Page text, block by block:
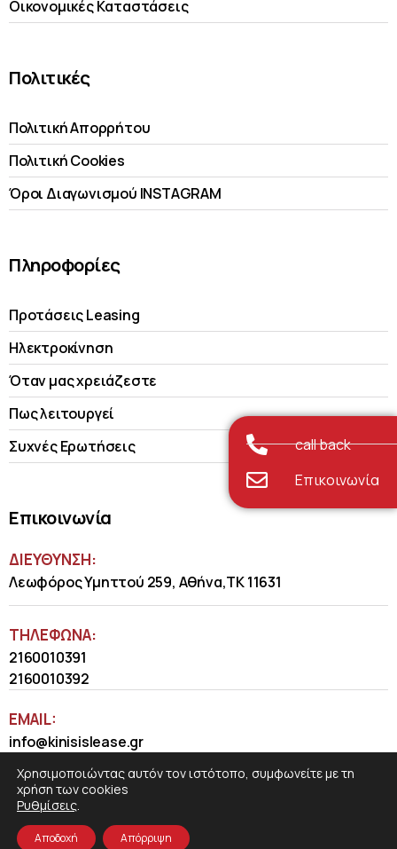
Οικονομικές Kαταστάσεις
Πολιτικές
Πολιτική Απορρήτου
Πολιτική Cookies
Όροι Διαγωνισμού INSTAGRAM
Πληροφορίες
Προτάσεις Leasing
Ηλεκτροκίνηση
Όταν μας χρειάζεστε
Πως λειτουργεί
Συχνές Ερωτήσεις
Επικοινωνία
ΔΙΕΥΘΥΝΣΗ:
Λεωφόρος Υμηττού 259, Αθήνα,ΤΚ 11631
ΤΗΛΈΦΩΝΑ:
2160010391
2160010392
EMAIL:
info@kinisislease.gr
call back
Επικοινωνία
Χρησιμοποιώντας αυτόν τον ιστότοπο, συμφωνείτε με τη
χρήση των cookies
Ρυθμίσεις.
Αποδοχή Απόρριψη